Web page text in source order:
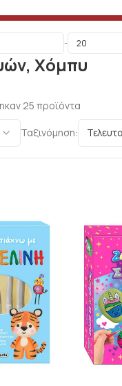
-
Χόμπυ
25 προϊόντα
Ταξινόμηση: